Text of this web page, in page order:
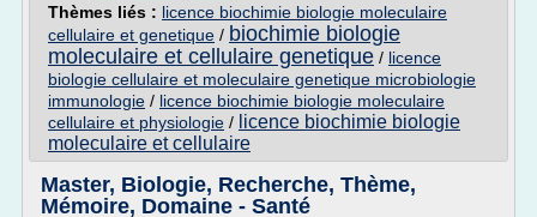
Thèmes liés : licence biochimie biologie moleculaire
cellulaire et genetique / biochimie biologie
moleculaire et cellulaire genetique / licence
biologie cellulaire et moleculaire genetique microbiologie
immunologie / licence biochimie biologie moleculaire
cellulaire et physiologie / licence biochimie biologie
moleculaire et cellulaire
Master, Biologie, Recherche, Thème,
Mémoire, Domaine - Santé